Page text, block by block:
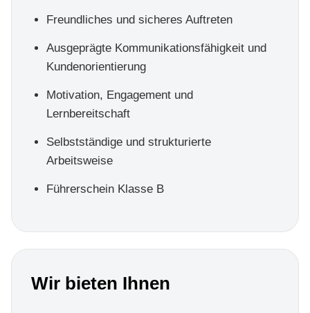
Freundliches und sicheres Auftreten
Ausgeprägte Kommunikationsfähigkeit und
Kundenorientierung
Motivation, Engagement und
Lernbereitschaft
Selbstständige und strukturierte
Arbeitsweise
Führerschein Klasse B
Wir bieten Ihnen